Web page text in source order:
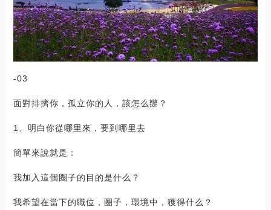
-03
面對排擠你，孤立你的人，該怎么辦？
1、明白你從哪里來，要到哪里去
簡單來說就是：
我加入這個圈子的目的是什么？
我希望在當下的職位，圈子，環境中，獲得什么？